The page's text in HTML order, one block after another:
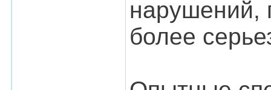
нарушений,
более